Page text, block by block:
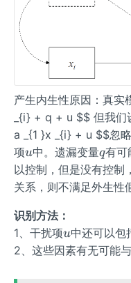
产生内生性原因：真
_{i} + q + u $$ 但我
a _{1 }x _{i} + u $$忽
项u
u中。遗漏变量q
q有可
以控制，但是没有控制
关系，则不满足外生性
识别方法：
1、干扰项u
u中还可以包
2、这些因素有无可能